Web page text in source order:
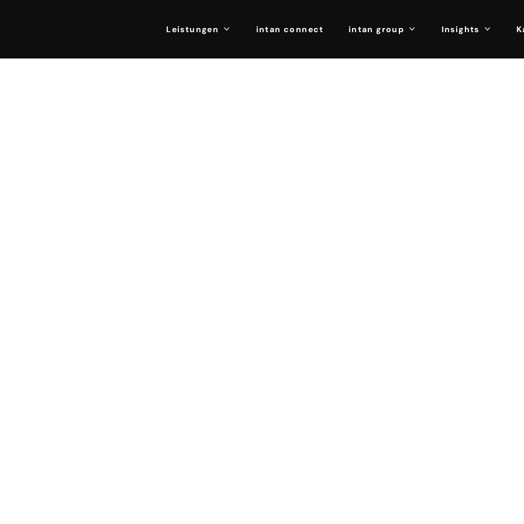
Leistungen intan connect intan group Insights